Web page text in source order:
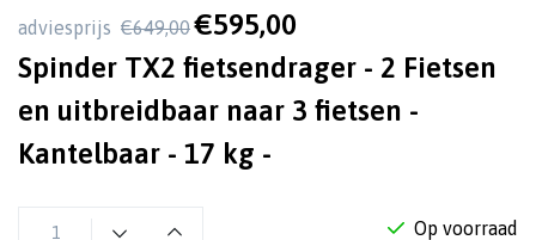
adviesprijs €649,00 €595,00
Spinder TX2 fietsendrager - 2 Fietsen
en uitbreidbaar naar 3 fietsen -
Kantelbaar - 17 kg -
Op voorraad